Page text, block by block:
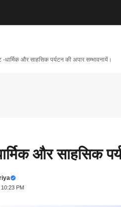
-धार्मिक और साहसिक पर्यटन की अपार सम्भावनायें।
और साहसिक
PM